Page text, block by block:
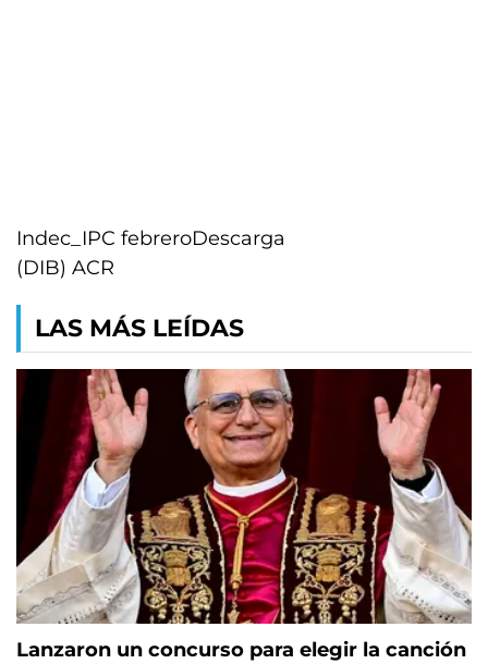
Indec_IPC febreroDescarga
(DIB) ACR
LAS MÁS LEÍDAS
Lanzaron un concurso para elegir la canción